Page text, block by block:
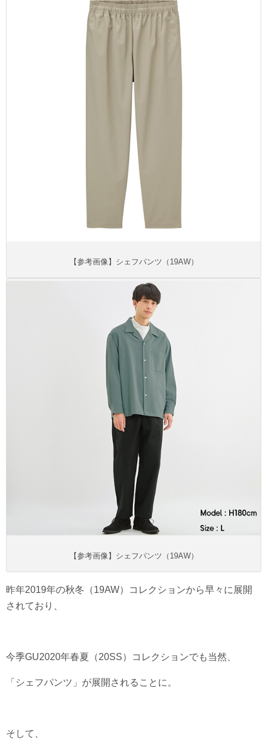
【参考画像】シェフパンツ（19AW）
【参考画像】シェフパンツ（19AW）
昨年2019年の秋冬（19AW）コレクションから早々に展開
されており、
今季GU2020年春夏（20SS）コレクションでも当然、
「シェフパンツ」が展開されることに。
そして、